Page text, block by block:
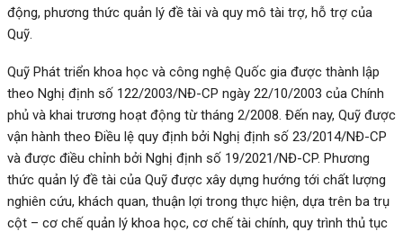
động, phương thức quản lý đề tài và quy mô tài trợ, hỗ trợ của
Quỹ.
Quỹ Phát triển khoa học và công nghệ Quốc gia được thành lập
theo Nghị định số 122/2003/NĐ-CP ngày 22/10/2003 của Chính
phủ và khai trương hoạt động từ tháng 2/2008. Đến nay, Quỹ được
vận hành theo Điều lệ quy định bởi Nghị định số 23/2014/NĐ-CP
và được điều chỉnh bởi Nghị định số 19/2021/NĐ-CP. Phương
thức quản lý đề tài của Quỹ được xây dựng hướng tới chất lượng
nghiên cứu, khách quan, thuận lợi trong thực hiện, dựa trên ba trụ
cột – cơ chế quản lý khoa học, cơ chế tài chính, quy trình thủ tục